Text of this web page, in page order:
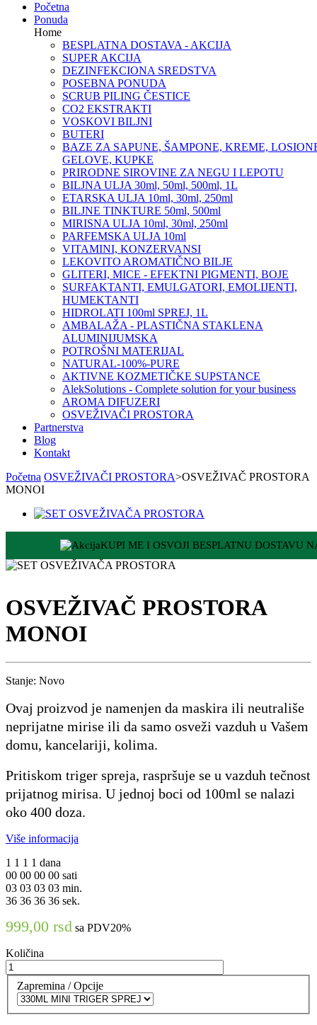
Početna
Ponuda
Home
BESPLATNA DOSTAVA - AKCIJA
SUPER AKCIJA
DEZINFEKCIONA SREDSTVA
POSEBNA PONUDA
SCRUB PILING ČESTICE
CO2 EKSTRAKTI
VOSKOVI BILJNI
BUTERI
BAZE ZA SAPUNE, ŠAMPONE, KREME,
GELOVE, KUPKE
PRIRODNE SIROVINE ZA NEGU I LEPOTU
BILJNA ULJA 30ml, 50ml, 500ml, 1L
ETARSKA ULJA 10ml, 30ml, 250ml
BILJNE TINKTURE 50ml, 500ml
MIRISNA ULJA 10ml, 30ml, 250ml
PARFEMSKA ULJA 10ml
VITAMINI, KONZERVANSI
LEKOVITO AROMATIČNO BILJE
GLITERI, MICE - EFEKTNI PIGMENTI, BOJE
SURFAKTANTI, EMULGATORI, EMOLIJENTI,
HUMEKTANTI
HIDROLATI 100ml SPREJ, 1L
AMBALAŽA - PLASTIČNA STAKLENA
ALUMINIJUMSKA
POTROŠNI MATERIJAL
NATURAL-100%-PURE
AKTIVNE KOZMETIČKE SUPSTANCE
AlekSolutions - Complete solution for your business
AROMA DIFUZERI
OSVEŽIVAČI PROSTORA
Partnerstva
Blog
Kontakt
Početna OSVEŽIVAČI PROSTORA>OSVEŽIVAČ PROSTORA
MONOI
KUPI ME I OSVOJI BESPLATNU DOSTAVU
OSVEŽIVAČ PROSTORA
MONOI
Stanje: Novo
Ovaj proizvod je namenjen da maskira ili neutrališe
neprijatne mirise ili da samo osveži vazduh u Vašem
domu, kancelariji, kolima.
Pritiskom triger spreja, raspršuje se u vazduh tečnost
prijatnog mirisa. U jednoj boci od 100ml se nalazi
oko 400 doza.
Više informacija
1 1 1 1 dana
00 00 00 00 sati
03 03 03 03 min.
35 35 35 35 sek.
999,00 rsd sa PDV20%
Količina
Zapremina / Opcije